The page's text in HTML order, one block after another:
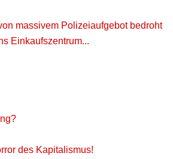
massivem Polizeiaufgebot bedroht
Einkaufszentrum...
des Kapitalismus!